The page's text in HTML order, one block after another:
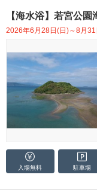
【海水浴】若宮公園
2026年6月28日(日)～8月
入場無料 駐車場